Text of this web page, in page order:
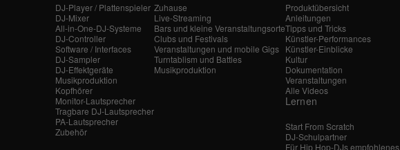
DJ-Player / Plattenspieler
DJ-Mixer
All-in-One-DJ-Systeme
DJ-Controller
Software / Interfaces
DJ-Sampler
DJ-Effektgeräte
Musikproduktion
Kopfhörer
Monitor-Lautsprecher
Tragbare DJ-Lautsprecher
PA-Lautsprecher
Zubehör
Zuhause
Live-Streaming
Bars und kleine Veranstaltungsorte
Clubs und Festivals
Veranstaltungen und mobile Gigs
Turntablism und Battles
Musikproduktion
Produktübersicht
Anleitungen
Tipps und Tricks
Künstler-Performances
Künstler-Einblicke
Kultur
Dokumentation
Veranstaltungen
Alle Videos
Lernen
Start From Scratch
DJ-Schulpartner
Für Hip Hop-DJs empfohlenes